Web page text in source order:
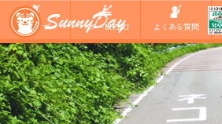
ショップ ツアーMENU よくある質問